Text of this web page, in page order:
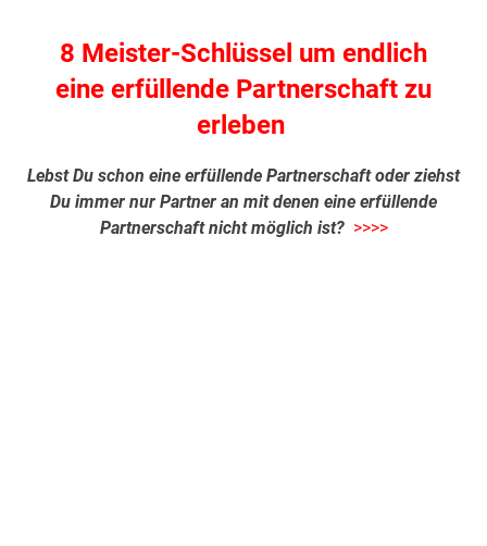
8 Meister-Schlüssel um endlich
eine erfüllende Partnerschaft zu
erleben
Lebst Du schon eine erfüllende Partnerschaft oder ziehst
Du immer nur Partner an mit denen eine erfüllende
Partnerschaft nicht möglich ist? >>>>